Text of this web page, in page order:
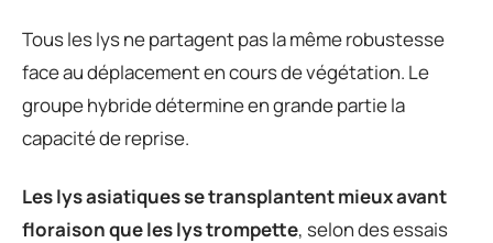
Tous les lys ne partagent pas la même robustesse
face au déplacement en cours de végétation. Le
groupe hybride détermine en grande partie la
capacité de reprise.
Les lys asiatiques se transplantent mieux avant
floraison que les lys trompette, selon des essais